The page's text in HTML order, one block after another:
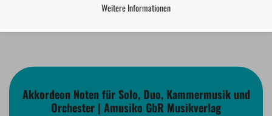
Weitere Informationen
Akkordeon Noten für Solo, Duo, Kammermusik und
Orchester | Amusiko GbR Musikverlag